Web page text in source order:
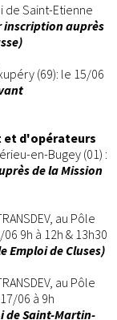
de Saint-Etienne
inscription auprès
(69): le 15/06
et d'opérateurs
en-Bugey (01) :
de la Mission
au Pôle
9h à 12h & 13h30
Emploi de Cluses)
au Pôle
06 à 9h
de Saint-Martin-